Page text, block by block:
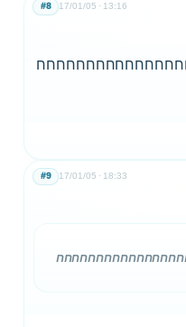
17/01/05 13:16
#8
17/01/05 18:33
#9